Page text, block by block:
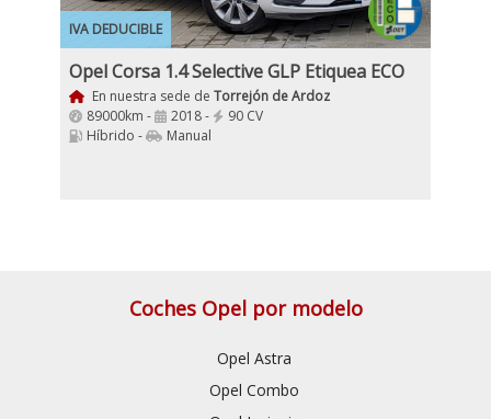
IVA DEDUCIBLE
Opel Corsa 1.4 Selective GLP Etiquea ECO
En nuestra sede de Torrejón de Ardoz
89000km -
2018 -
90 CV
Híbrido -
Manual
Coches Opel por modelo
Opel Astra
Opel Combo